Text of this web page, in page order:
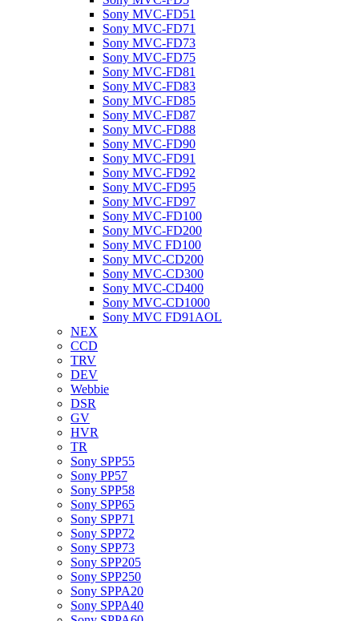
Sony MVC-FD51
Sony MVC-FD71
Sony MVC-FD73
Sony MVC-FD75
Sony MVC-FD81
Sony MVC-FD83
Sony MVC-FD85
Sony MVC-FD87
Sony MVC-FD88
Sony MVC-FD90
Sony MVC-FD91
Sony MVC-FD92
Sony MVC-FD95
Sony MVC-FD97
Sony MVC-FD100
Sony MVC-FD200
Sony MVC FD100
Sony MVC-CD200
Sony MVC-CD300
Sony MVC-CD400
Sony MVC-CD1000
Sony MVC FD91AOL
NEX
CCD
TRV
DEV
Webbie
DSR
GV
HVR
TR
Sony SPP55
Sony PP57
Sony SPP58
Sony SPP65
Sony SPP71
Sony SPP72
Sony SPP73
Sony SPP205
Sony SPP250
Sony SPPA20
Sony SPPA40